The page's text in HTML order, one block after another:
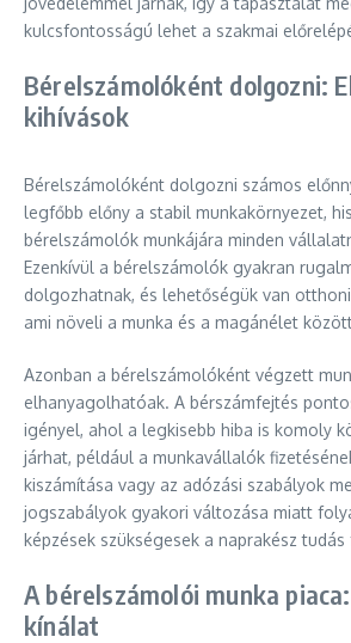
kulcsfontosságú lehet a szakmai
Bérelszámolóként dolgozni:
kihívások
Bérelszámolóként dolgozni számos
legfőbb előny a stabil munkakörnyezet,
bérelszámolók munkájára minden
Ezenkívül a bérelszámolók gyakran
dolgozhatnak, és lehetőségük van
ami növeli a munka és a magánélet
Azonban a bérelszámolóként végzett
elhanyagolhatóak. A bérszámfejtés
igényel, ahol a legkisebb hiba is komoly
járhat, például a munkavállalók
kiszámítása vagy az adózási szabályok
jogszabályok gyakori változása miatt
képzések szükségesek a naprakész
A bérelszámolói munka
kínálat